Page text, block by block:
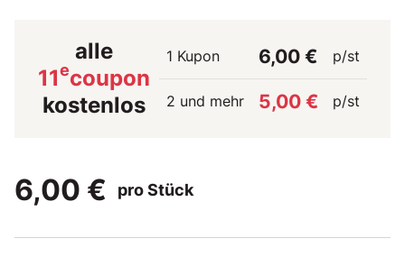
alle
11ecoupon
kostenlos
1 Kupon 6,00 € p/st
2 und mehr 5,00 € p/st
6,00 € pro Stück